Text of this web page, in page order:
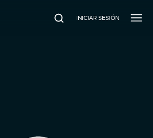
INICIAR SESIÓN